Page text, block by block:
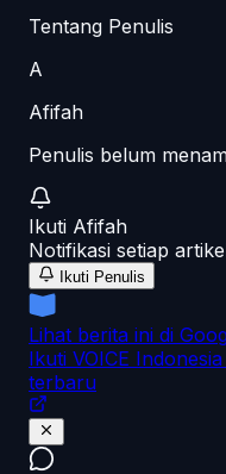
Tentang Penulis
A
Afifah
Penulis belum
Ikuti Afifah
Notifikasi setiap
Ikuti Penulis
Lihat berita ini di
Ikuti VOICE
terbaru